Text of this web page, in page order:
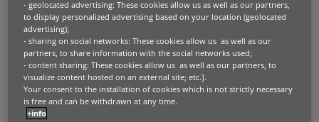
20.04.2026
EDF SOLUTIONS SOLAIRES REND LE PHOTOVOLTAÏQUE
ENFIN ACCESSIBLE
Dans un contexte de forte volatilité des prix de l’électricité, EDF
solutions solaires souhaite accompagner les entreprises, notamment
- geolocated advertising: These cookies allow us as well as our partners,
to display personalized advertising based on your location (geolocated
advertising);
- sharing on social networks: These cookies allow us as well as our
partners, to share information with the social networks used;
- content sharing: These cookies allow us as well as our partners, to
visualize content hosted on an external site; etc.].
Your consent to the installation of cookies which is not strictly necessary
is free and can be withdrawn at any time.
+info